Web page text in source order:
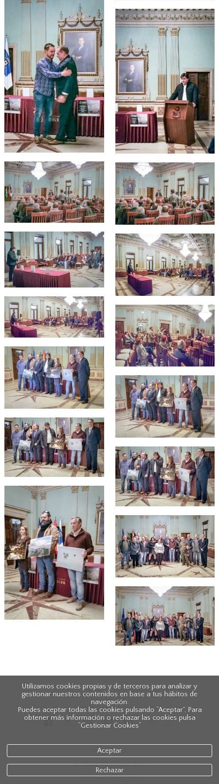
aviso legal
política de privacidad
política de cookies
Utilizamos cookies propias y de terceros para analizar y
gestionar nuestros contenidos en base a tus hábitos de
navegación.
Puedes aceptar todas las cookies pulsando “Aceptar”. Para
obtener más información o rechazar las cookies pulsa
“Gestionar Cookies“
Aceptar
Rechazar